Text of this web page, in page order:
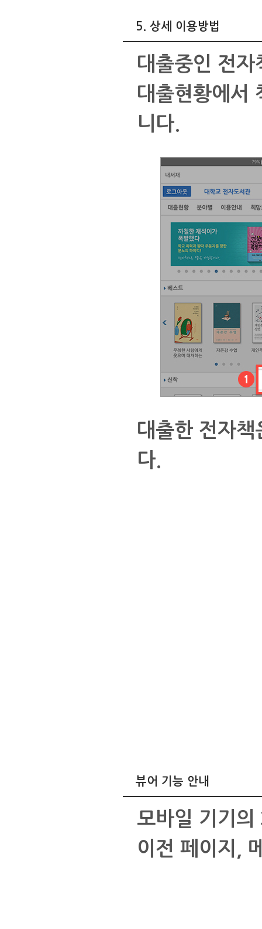
5. 상세 이용방법
대출중인 전
대출현황에서
니다.
대출한 전자
다.
뷰어 기능 안내
모바일 기기
이전 페이지,